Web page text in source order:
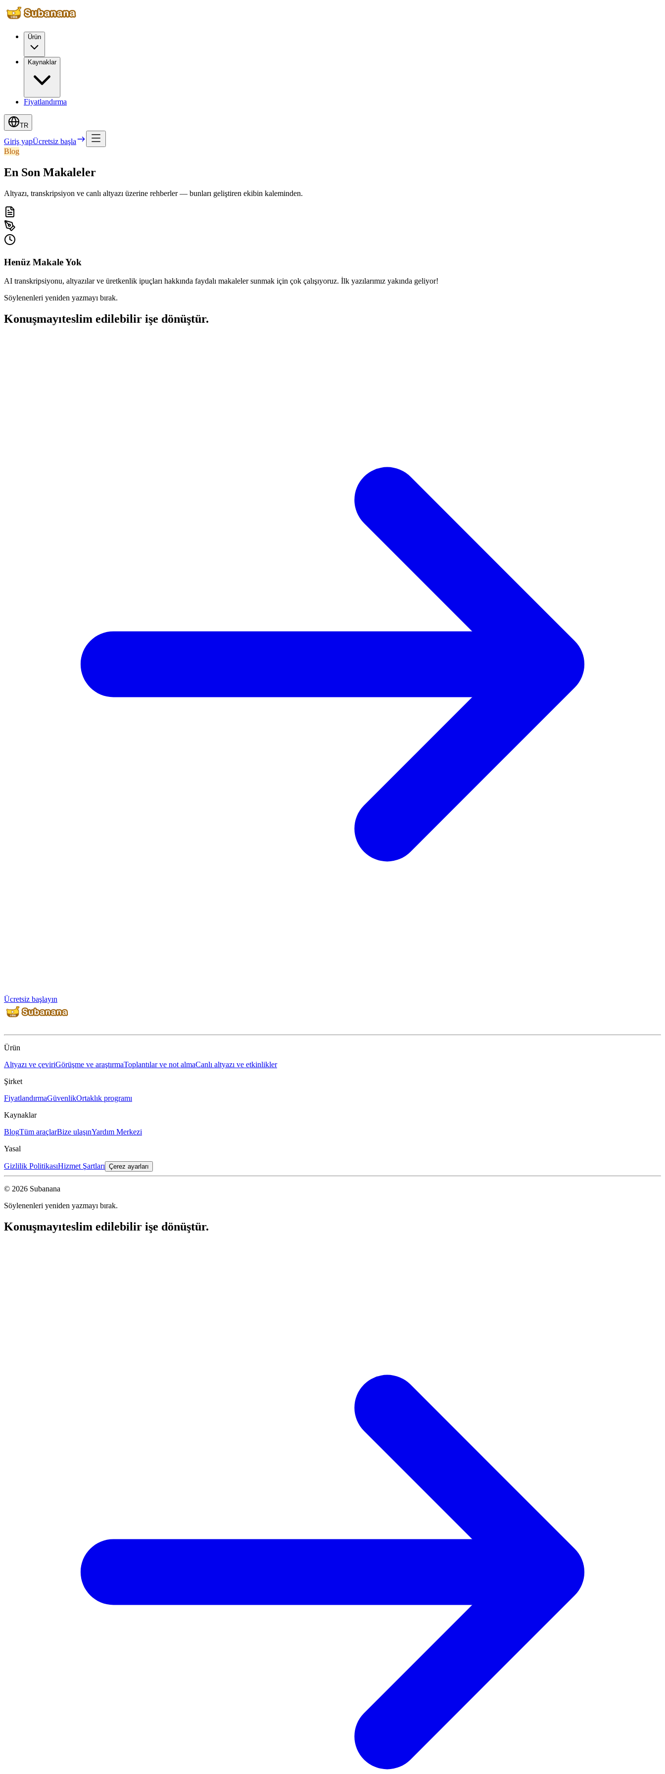
Ürün
Kaynaklar
Fiyatlandırma
TR
Giriş yapÜcretsiz başla
Blog
En Son Makaleler
Altyazı, transkripsiyon ve canlı altyazı üzerine rehberler — bunları geliştiren ekibin kaleminden.
Henüz Makale Yok
AI transkripsiyonu, altyazılar ve üretkenlik ipuçları hakkında faydalı makaleler sunmak için çok çalışıyoruz. İlk yazılarımız yakında geliyor!
Söylenenleri yeniden yazmayı bırak.
Konuşmayıteslim edilebilir işe dönüştür.
Ücretsiz başlayın
Ürün
Altyazı ve çeviriGörüşme ve araştırmaToplantılar ve not almaCanlı altyazı ve etkinlikler
Şirket
FiyatlandırmaGüvenlikOrtaklık programı
Kaynaklar
BlogTüm araçlarBize ulaşınYardım Merkezi
Yasal
Gizlilik PolitikasıHizmet Şartları Çerez ayarları
© 2026 Subanana
Söylenenleri yeniden yazmayı bırak.
Konuşmayıteslim edilebilir işe dönüştür.